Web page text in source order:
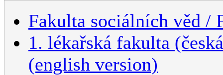
Fakulta sociálních věd /
1. lékařská fakulta
(english version)